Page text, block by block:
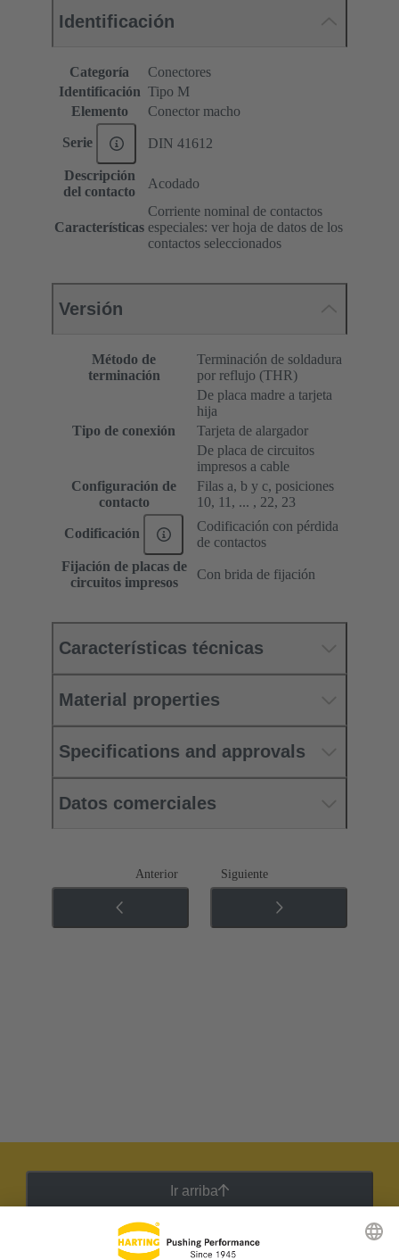
Identificación
Categoría
Conectores
Identificación Tipo M
Elemento
Conector macho
Serie DIN 41612
Descripción
del contacto
Acodado
Características
Corriente nominal de contactos
especiales: ver hoja de datos de los
contactos seleccionados
Versión
Método de
terminación
Terminación de soldadura
por reflujo (THR)
Tipo de conexión
De placa madre a tarjeta
hija
Tarjeta de alargador
De placa de circuitos
impresos a cable
Configuración de
contacto
Filas a, b y c, posiciones
10, 11, ... , 22, 23
Codificación
Codificación con pérdida
de contactos
Fijación de placas de
circuitos impresos
Con brida de fijación
Características técnicas
Material properties
Specifications and approvals
Datos comerciales
Anterior Siguiente
Ir arriba